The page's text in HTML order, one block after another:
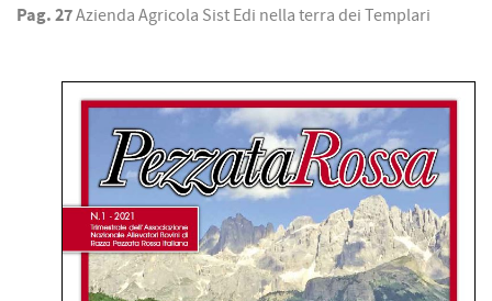
Pag. 27Azienda Agricola Sist Edi nella terra dei Templari